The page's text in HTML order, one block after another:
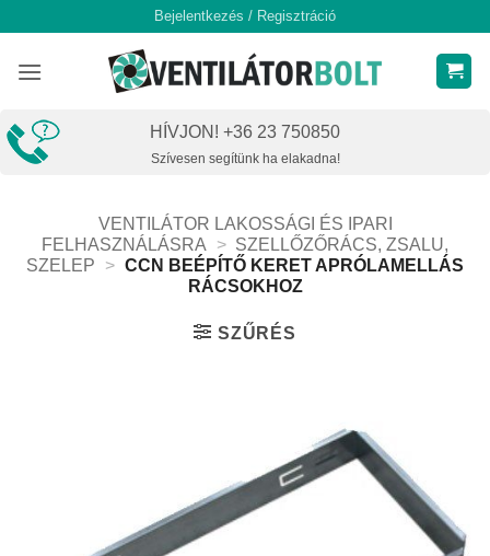
content
Bejelentkezés / Regisztráció
HÍVJON! +36 23 750850
Szívesen segítünk ha elakadna!
VENTILÁTOR LAKOSSÁGI ÉS IPARI
FELHASZNÁLÁSRA
> SZELLŐZŐRÁCS, ZSALU,
SZELEP
> CCN BEÉPÍTŐ KERET APRÓLAMELLÁS
RÁCSOKHOZ
SZŰRÉS